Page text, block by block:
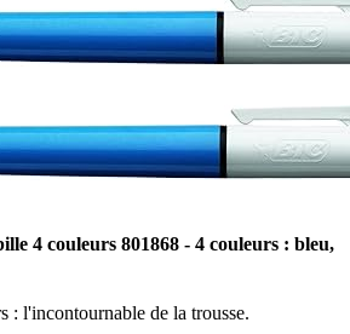
4 couleurs 801868 - 4 couleurs : bleu,
: l'incontournable de la trousse.